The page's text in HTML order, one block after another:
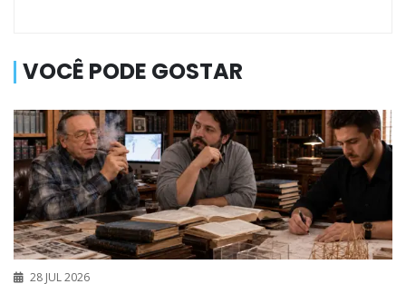
VOCÊ PODE GOSTAR
28 JUL 2026